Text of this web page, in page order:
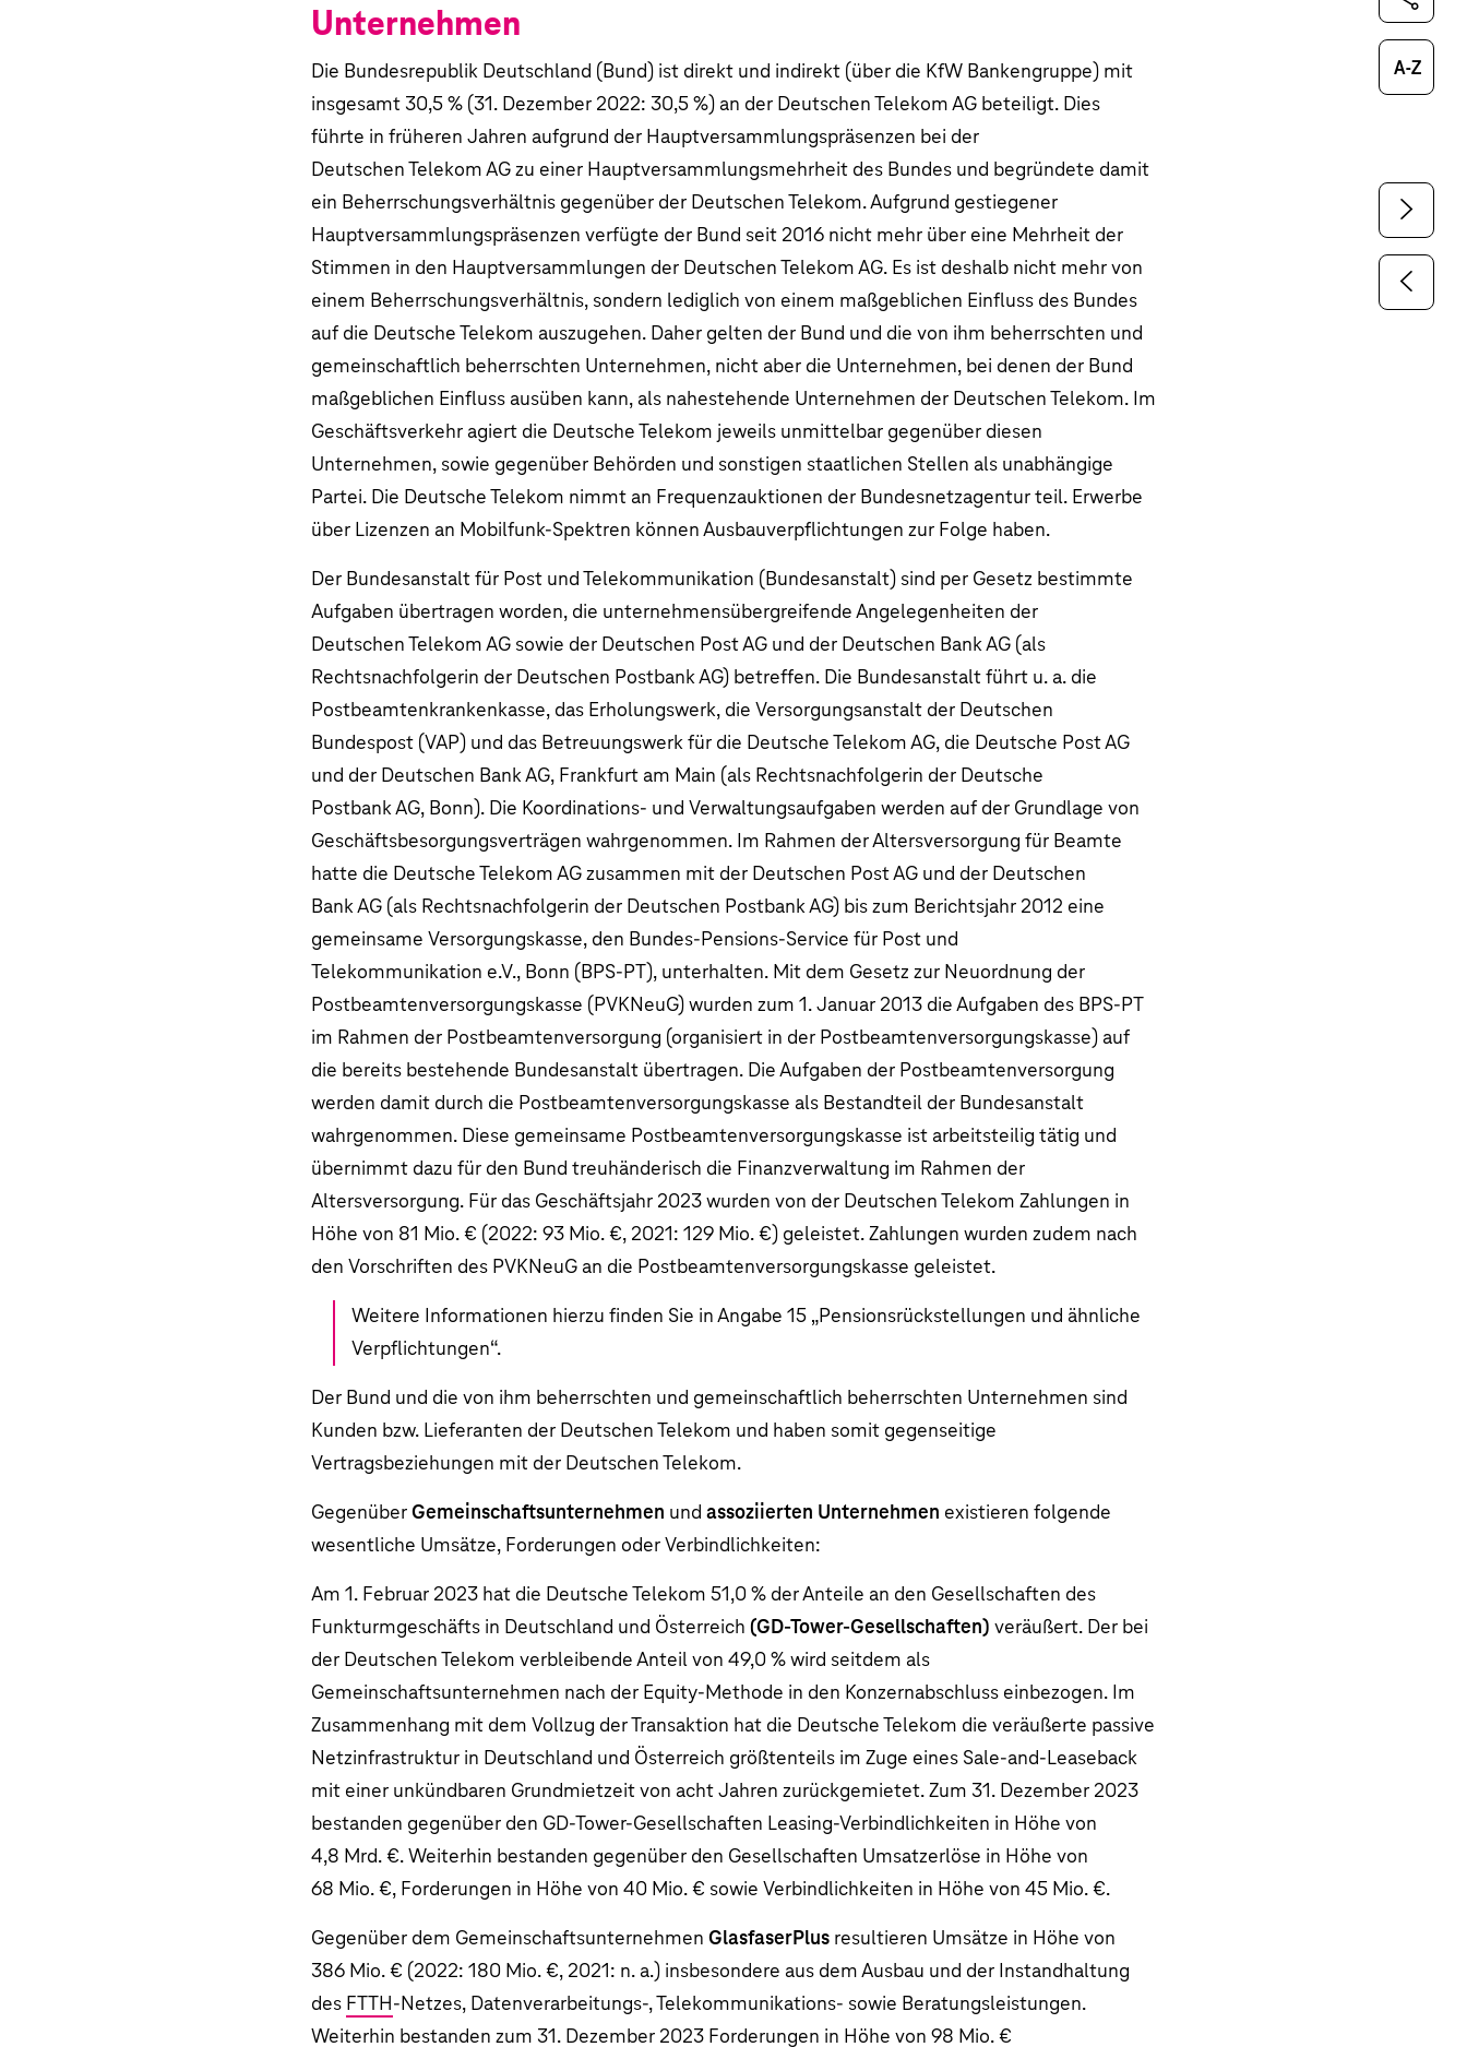
Geschäftsentwicklung der Deutschen Telekom AG
Zusammengefasste nichtfinanzielle Erklärung
Mitarbeitende
Technologie und Innovation
Risiko- und Chancen-Management
Governance und sonstige Angaben
Unternehmen
Die Bundesrepublik Deutschland (Bund) ist direkt und indirekt (über die KfW Bankengruppe) mit
insgesamt 30,5 % (31. Dezember 2022: 30,5 %) an der Deutschen Telekom AG beteiligt. Dies
führte in früheren Jahren aufgrund der Hauptversammlungspräsenzen bei der
Deutschen Telekom AG zu einer Hauptversammlungsmehrheit des Bundes und begründete damit
ein Beherrschungsverhältnis gegenüber der Deutschen Telekom. Aufgrund gestiegener
Hauptversammlungspräsenzen verfügte der Bund seit 2016 nicht mehr über eine Mehrheit der
Stimmen in den Hauptversammlungen der Deutschen Telekom AG. Es ist deshalb nicht mehr von
einem Beherrschungsverhältnis, sondern lediglich von einem maßgeblichen Einfluss des Bundes
auf die Deutsche Telekom auszugehen. Daher gelten der Bund und die von ihm beherrschten und
gemeinschaftlich beherrschten Unternehmen, nicht aber die Unternehmen, bei denen der Bund
maßgeblichen Einfluss ausüben kann, als nahestehende Unternehmen der Deutschen Telekom. Im
Geschäftsverkehr agiert die Deutsche Telekom jeweils unmittelbar gegenüber diesen
Unternehmen, sowie gegenüber Behörden und sonstigen staatlichen Stellen als unabhängige
Partei. Die Deutsche Telekom nimmt an Frequenzauktionen der Bundesnetzagentur teil. Erwerbe
über Lizenzen an Mobilfunk-Spektren können Ausbauverpflichtungen zur Folge haben.
Der Bundesanstalt für Post und Telekommunikation (Bundesanstalt) sind per Gesetz bestimmte
Aufgaben übertragen worden, die unternehmensübergreifende Angelegenheiten der
Deutschen Telekom AG sowie der Deutschen Post AG und der Deutschen Bank AG (als
Rechtsnachfolgerin der Deutschen Postbank AG) betreffen. Die Bundesanstalt führt u. a. die
Postbeamtenkrankenkasse, das Erholungswerk, die Versorgungsanstalt der Deutschen
Bundespost (VAP) und das Betreuungswerk für die Deutsche Telekom AG, die Deutsche Post AG
und der Deutschen Bank AG, Frankfurt am Main (als Rechtsnachfolgerin der Deutsche
Postbank AG, Bonn). Die Koordinations- und Verwaltungsaufgaben werden auf der Grundlage von
Geschäftsbesorgungsverträgen wahrgenommen. Im Rahmen der Altersversorgung für Beamte
hatte die Deutsche Telekom AG zusammen mit der Deutschen Post AG und der Deutschen
Bank AG (als Rechtsnachfolgerin der Deutschen Postbank AG) bis zum Berichtsjahr 2012 eine
gemeinsame Versorgungskasse, den Bundes-Pensions-Service für Post und
Telekommunikation e.V., Bonn (BPS-PT), unterhalten. Mit dem Gesetz zur Neuordnung der
Postbeamtenversorgungskasse (PVKNeuG) wurden zum 1. Januar 2013 die Aufgaben des BPS-PT
im Rahmen der Postbeamtenversorgung (organisiert in der Postbeamtenversorgungskasse) auf
die bereits bestehende Bundesanstalt übertragen. Die Aufgaben der Postbeamtenversorgung
werden damit durch die Postbeamtenversorgungskasse als Bestandteil der Bundesanstalt
wahrgenommen. Diese gemeinsame Postbeamtenversorgungskasse ist arbeitsteilig tätig und
übernimmt dazu für den Bund treuhänderisch die Finanzverwaltung im Rahmen der
Altersversorgung. Für das Geschäftsjahr 2023 wurden von der Deutschen Telekom Zahlungen in
Höhe von 81 Mio. € (2022: 93 Mio. €, 2021: 129 Mio. € ) geleistet. Zahlungen wurden zudem nach
den Vorschriften des PVKNeuG an die Postbeamtenversorgungskasse geleistet.
Weitere Informationen hierzu finden Sie in Angabe 15 „Pensionsrückstellungen und ähnliche
Verpflichtungen“.
Der Bund und die von ihm beherrschten und gemeinschaftlich beherrschten Unternehmen sind
Kunden bzw. Lieferanten der Deutschen Telekom und haben somit gegenseitige
Vertragsbeziehungen mit der Deutschen Telekom.
Gegenüber Gemeinschaftsunternehmen und assoziierten Unternehmen existieren folgende
wesentliche Umsätze, Forderungen oder Verbindlichkeiten:
Am 1. Februar 2023 hat die Deutsche Telekom 51,0 % der Anteile an den Gesellschaften des
Funkturmgeschäfts in Deutschland und Österreich (GD-Tower-Gesellschaften) veräußert. Der bei
der Deutschen Telekom verbleibende Anteil von 49,0 % wird seitdem als
Gemeinschaftsunternehmen nach der Equity-Methode in den Konzernabschluss einbezogen. Im
Zusammenhang mit dem Vollzug der Transaktion hat die Deutsche Telekom die veräußerte passive
Netzinfrastruktur in Deutschland und Österreich größtenteils im Zuge eines Sale-and-Leaseback
mit einer unkündbaren Grundmietzeit von acht Jahren zurückgemietet. Zum 31. Dezember 2023
bestanden gegenüber den GD-Tower-Gesellschaften Leasing-Verbindlichkeiten in Höhe von
4,8 Mrd. €. Weiterhin bestanden gegenüber den Gesellschaften Umsatzerlöse in Höhe von
68 Mio. €, Forderungen in Höhe von 40 Mio. € sowie Verbindlichkeiten in Höhe von 45 Mio. €.
Gegenüber dem Gemeinschaftsunternehmen GlasfaserPlus resultieren Umsätze in Höhe von
386 Mio. € (2022: 180 Mio. €, 2021: n. a.) insbesondere aus dem Ausbau und der Instandhaltung
des FTTH-Netzes, Datenverarbeitungs-, Telekommunikations- sowie Beratungsleistungen.
Weiterhin bestanden zum 31. Dezember 2023 Forderungen in Höhe von 98 Mio. €
Glossar